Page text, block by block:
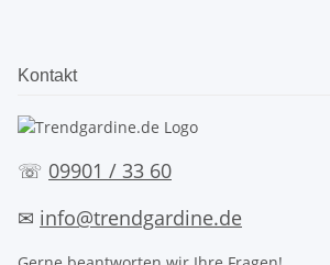
Kontakt
☏ 09901 / 33 60
✉ info@trendgardine.de